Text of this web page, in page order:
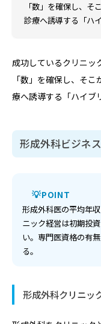
「数」を確保し、
診療へ誘導する「ハ
成功しているクリニッ
「数」を確保し、そ
療へ誘導する「ハイブ
形成外科ビジネ
POINT
形成外科医の平均年
ニック経営は初期投
い。専門医資格の有
る。
形成外科クリニッ